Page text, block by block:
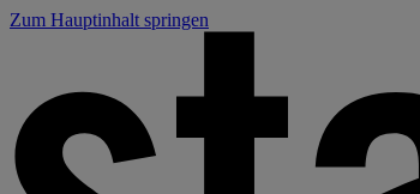
Zum Hauptinhalt springen